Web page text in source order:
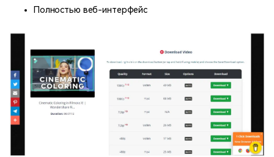
Полностью веб-интерфейс